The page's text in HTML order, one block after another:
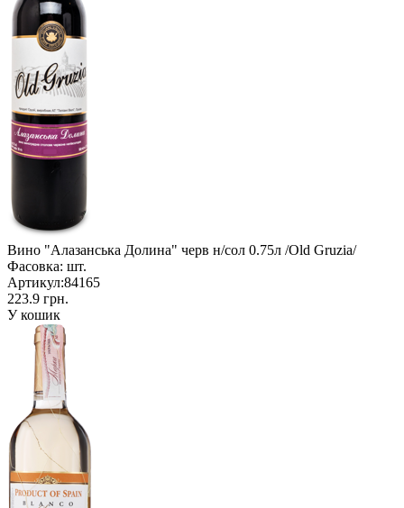
Вино "Алазанська Долина" черв н/сол 0.75л /Old Gruzia/
Фасовка: шт.
Артикул:84165
223.9 грн.
У кошик